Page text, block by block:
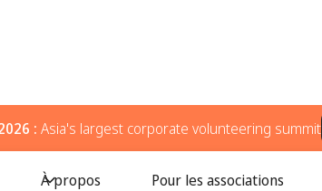
: Asia's largest corporate volunteering summit
À propos Pour les associations
impact en 2026